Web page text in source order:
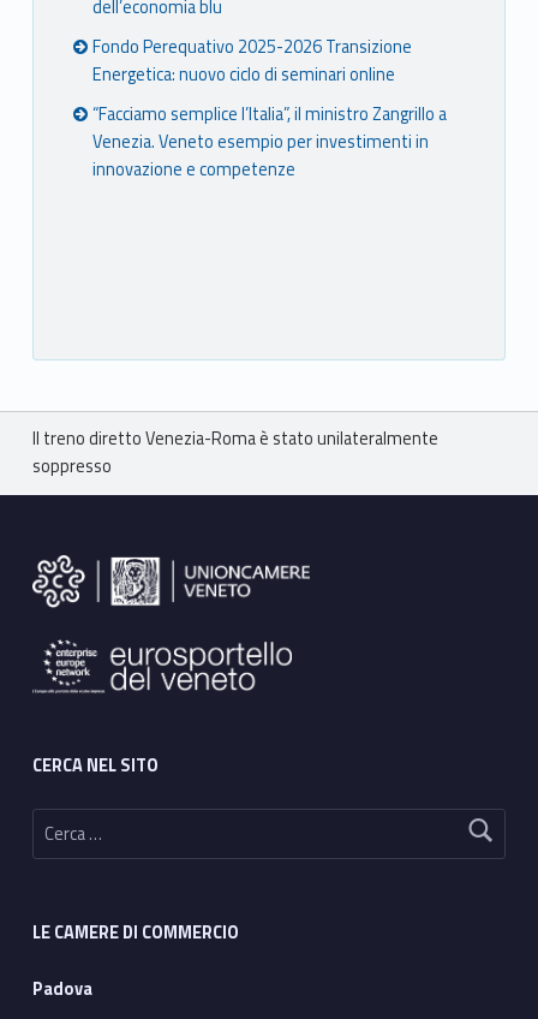
dell’economia blu
Fondo Perequativo 2025-2026 Transizione
Energetica: nuovo ciclo di seminari online
“Facciamo semplice l’Italia”, il ministro Zangrillo a
Venezia. Veneto esempio per investimenti in
innovazione e competenze
Breadcrumbs navigation
Il treno diretto Venezia-Roma è stato unilateralmente
soppresso
CERCA NEL SITO
Ricerca per:
LE CAMERE DI COMMERCIO
Padova